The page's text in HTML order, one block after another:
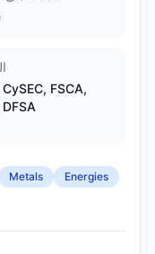
FSCA,
Metals
Energies